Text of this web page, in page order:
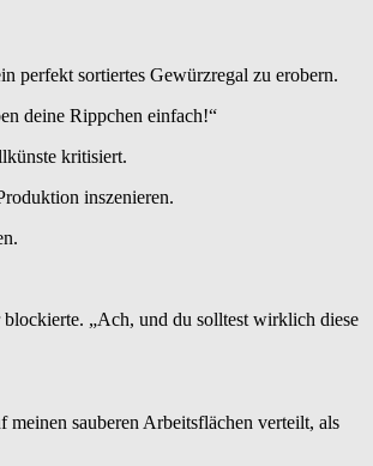
perfekt sortiertes Gewürzregal zu erobern.
deine Rippchen einfach!“
kritisiert.
inszenieren.
„Ach, und du solltest wirklich diese
sauberen Arbeitsflächen verteilt, als